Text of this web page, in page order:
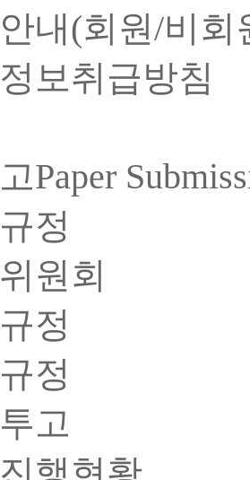
내(회원/비회
보취급방침
Paper
정
원회
정
정
고